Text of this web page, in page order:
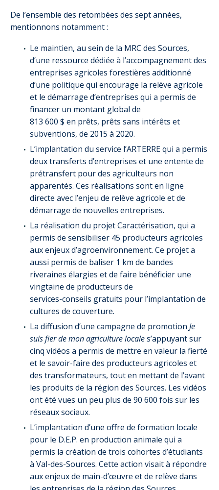
De l’ensemble des retombées des sept années,
mentionnons notamment :
Le maintien, au sein de la MRC des Sources,
d’une ressource dédiée à l’accompagnement des
entreprises agricoles forestières additionné
d’une politique qui encourage la relève agricole
et le démarrage d’entreprises qui a permis de
financer un montant global de
813 600 $ en prêts, prêts sans intérêts et
subventions, de 2015 à 2020.
L’implantation du service l’ARTERRE qui a permis
deux transferts d’entreprises et une entente de
prétransfert pour des agriculteurs non
apparentés. Ces réalisations sont en ligne
directe avec l’enjeu de relève agricole et de
démarrage de nouvelles entreprises.
La réalisation du projet Caractérisation, qui a
permis de sensibiliser 45 producteurs agricoles
aux enjeux d’agroenvironnement. Ce projet a
aussi permis de baliser 1 km de bandes
riveraines élargies et de faire bénéficier une
vingtaine de producteurs de
services-conseils gratuits pour l’implantation de
cultures de couverture.
La diffusion d’une campagne de promotion Je
suis fier de mon agriculture locales’appuyant sur
cinq vidéos a permis de mettre en valeur la fierté
et le savoir-faire des producteurs agricoles et
des transformateurs, tout en mettant de l’avant
les produits de la région des Sources. Les vidéos
ont été vues un peu plus de 90 600 fois sur les
réseaux sociaux.
L’implantation d’une offre de formation locale
pour le D.E.P. en production animale qui a
permis la création de trois cohortes d’étudiants
à Val-des-Sources. Cette action visait à répondre
aux enjeux de main-d’œuvre et de relève dans